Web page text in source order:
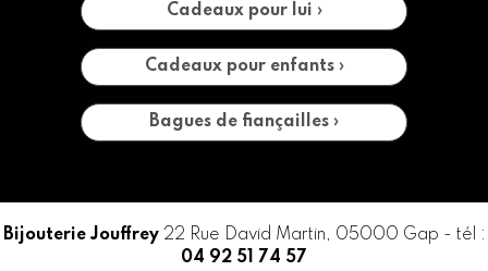
Cadeaux pour lui ›
Cadeaux pour enfants ›
Bagues de fiançailles ›
Bijouterie Jouffrey22 Rue David Martin, 05000 Gap - tél :
04 92 51 74 57